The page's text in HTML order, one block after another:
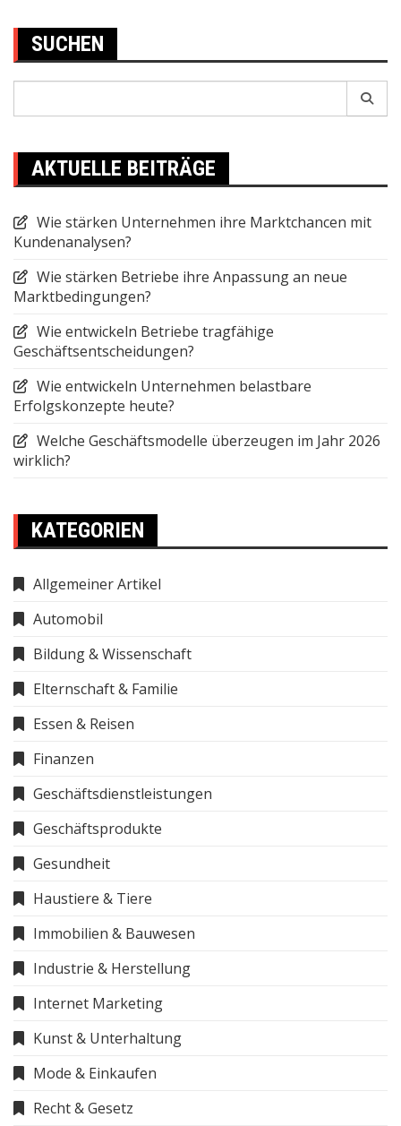
SUCHEN
for:
AKTUELLE BEITRÄGE
Wie stärken Unternehmen ihre Marktchancen mit
Kundenanalysen?
Wie stärken Betriebe ihre Anpassung an neue
Marktbedingungen?
Wie entwickeln Betriebe tragfähige
Geschäftsentscheidungen?
Wie entwickeln Unternehmen belastbare
Erfolgskonzepte heute?
Welche Geschäftsmodelle überzeugen im Jahr 2026
wirklich?
KATEGORIEN
Allgemeiner Artikel
Automobil
Bildung & Wissenschaft
Elternschaft & Familie
Essen & Reisen
Finanzen
Geschäftsdienstleistungen
Geschäftsprodukte
Gesundheit
Haustiere & Tiere
Immobilien & Bauwesen
Industrie & Herstellung
Internet Marketing
Kunst & Unterhaltung
Mode & Einkaufen
Recht & Gesetz